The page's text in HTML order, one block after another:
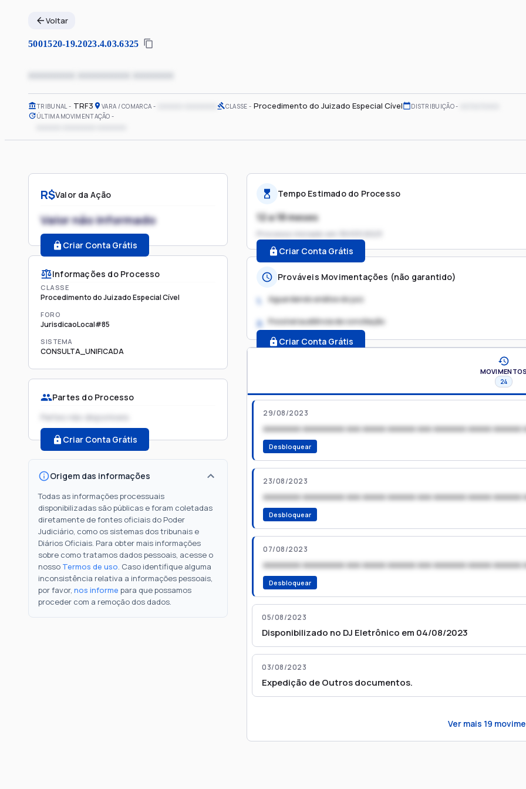
Voltar
5001520-19.2023.4.03.6325
xxxxxxxx xxxxxxxxx xxxxxxx
TRIBUNAL TRF3 VARA / COMARCA CLASSE Procedimento do Juizado Especial Cível DISTRIBUIÇÃO
ÚLTIMA MOVIMENTAÇÃO
R$Valor da Ação
Valor não informado
Criar Conta Grátis
Informações do Processo
CLASSE
Procedimento do Juizado Especial Cível
FORO
JurisdicaoLocal#85
SISTEMA
CONSULTA_UNIFICADA
Partes do Processo
Partes não disponíveis
Criar Conta Grátis
Origem das informações
Todas as informações processuais
disponibilizadas são públicas e foram coletadas
diretamente de fontes oficiais do Poder
Judiciário, como os sistemas dos tribunais e
Diários Oficiais. Para obter mais informações
sobre como tratamos dados pessoais, acesse o
nosso Termos de uso. Caso identifique alguma
inconsistência relativa a informações pessoais,
por favor, nos informe para que possamos
proceder com a remoção dos dados.
Tempo Estimado do Processo
12 a 18 meses
Processo iniciado em
Criar Conta Grátis
Prováveis Movimentações (não garantido)
1. Aguardando análise do juiz
2. Possível audiência de conciliação
Criar Conta Grátis
MOVIMENTOS
24
29/08/2023
xxxxxxxx xxxxxxxxx xxx xxxxx xxxxxx xxx xxxxxxx xxxxx xxxxxx
Desbloquear
23/08/2023
xxxxxxxx xxxxxxxxx xxx xxxxx xxxxxx xxx xxxxxxx xxxxx xxxxxx
Desbloquear
07/08/2023
xxxxxxxx xxxxxxxxx xxx xxxxx xxxxxx xxx xxxxxxx xxxxx xxxxxx
Desbloquear
05/08/2023
Disponibilizado no DJ Eletrônico em 04/08/2023
03/08/2023
Expedição de Outros documentos.
Ver mais 19